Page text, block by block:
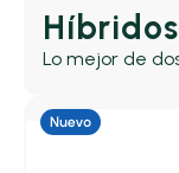
Híbridos
Lo mejor de